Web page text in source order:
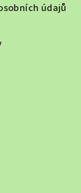
údajů